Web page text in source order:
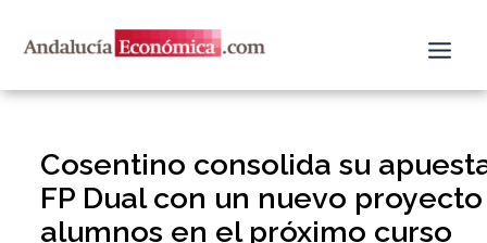
Cosentino consolida su
FP Dual con un nuevo
alumnos en el próximo curso